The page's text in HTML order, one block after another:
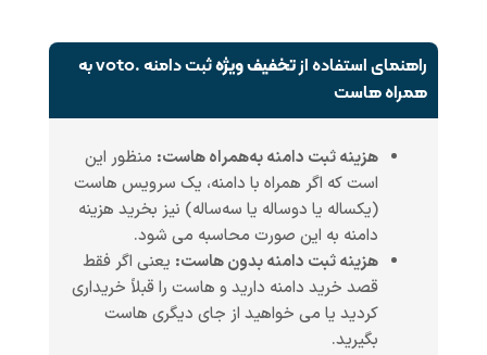
راهنمای استفاده ازتخفیف ویژه
ثبت دامنه .voto به
همراه هاست
هزینه ثبت دامنه به‌همراه هاست: منظور این
است که اگر همراه با دامنه، یک سرویس هاست
(یکساله یا دوساله یا سه‌ساله) نیز بخرید هزینه
دامنه به این صورت محاسبه می شود.
هزینه ثبت دامنه بدون هاست: یعنی اگر فقط
قصد خرید دامنه دارید و هاست را قبلاً خریداری
کردید یا می خواهید از جای دیگری هاست
بگیرید.